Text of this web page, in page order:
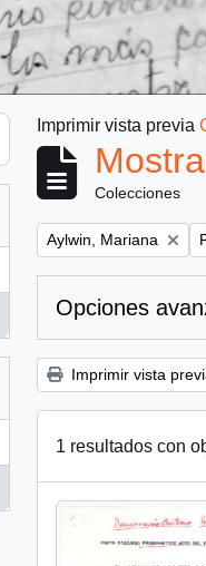
Imprimir vista previa
Colecciones
Remove filter:
Aylwin, Mariana
Opciones
Imprimir vista
1 resultados con